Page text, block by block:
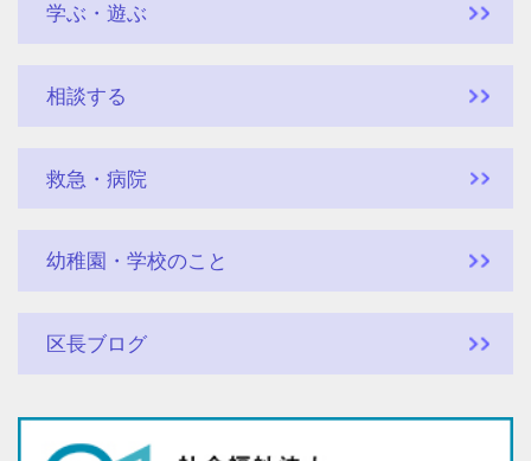
学ぶ・遊ぶ
相談する
救急・病院
幼稚園・学校のこと
区長ブログ